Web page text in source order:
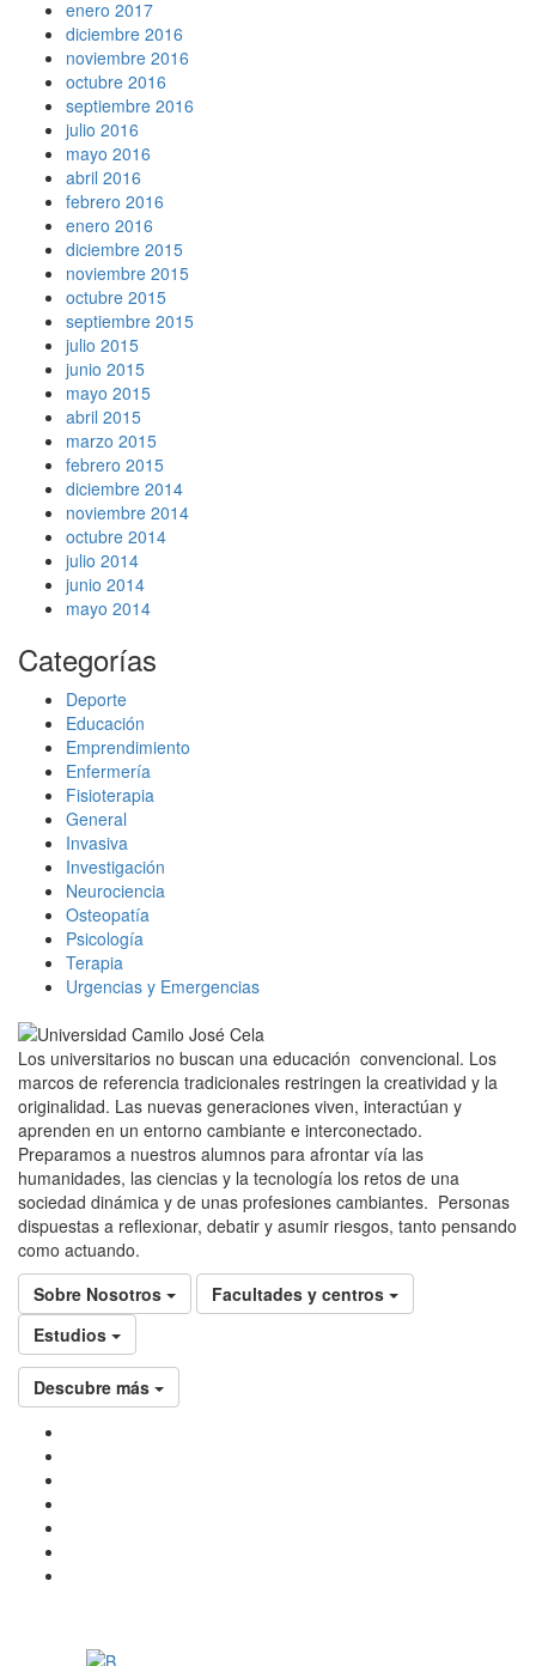
enero 2017
diciembre 2016
noviembre 2016
octubre 2016
septiembre 2016
julio 2016
mayo 2016
abril 2016
febrero 2016
enero 2016
diciembre 2015
noviembre 2015
octubre 2015
septiembre 2015
julio 2015
junio 2015
mayo 2015
abril 2015
marzo 2015
febrero 2015
diciembre 2014
noviembre 2014
octubre 2014
julio 2014
junio 2014
mayo 2014
Categorías
Deporte
Educación
Emprendimiento
Enfermería
Fisioterapia
General
Invasiva
Investigación
Neurociencia
Osteopatía
Psicología
Terapia
Urgencias y Emergencias
Los universitarios no buscan una educación convencional. Los
marcos de referencia tradicionales restringen la creatividad y la
originalidad. Las nuevas generaciones viven, interactúan y
aprenden en un entorno cambiante e interconectado.
Preparamos a nuestros alumnos para afrontar vía las
humanidades, las ciencias y la tecnología los retos de una
sociedad dinámica y de unas profesiones cambiantes. Personas
dispuestas a reflexionar, debatir y asumir riesgos, tanto pensando
como actuando.
Sobre Nosotros
Facultades y centros
Estudios
Descubre más